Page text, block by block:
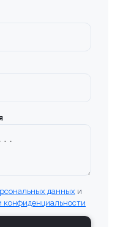
данных и
конфиденциальности